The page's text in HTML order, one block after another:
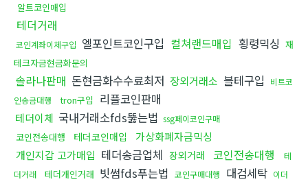
알트코인매입
테더거래
코인계좌이체구입 엘포인트코인구입 컬쳐랜드매입 횡령믹싱 재
테크자금현금화문의
솔라나판매 돈현금화수수료최저 장외거래소 블테구입
비트코
인송금대행
tron구입 리플코인판매
테더이체 국내거래소fds뚫는법 ssg페이코인구매
코인전송대행 테더코인매입
가상화폐자금믹싱
개인지갑 고가매입 테더송금업체 장외거래 코인전송대행
테
더거래
테더개인거래 빗썸fds푸는법 코인구매대행 대검세탁 이더